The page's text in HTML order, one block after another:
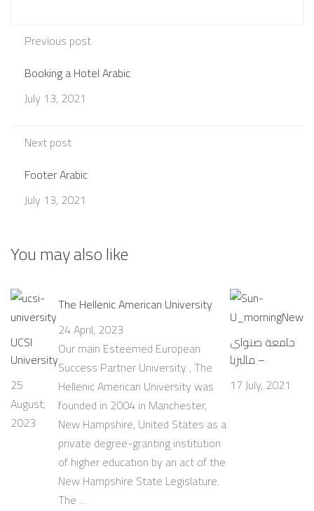
Previous post
Booking a Hotel Arabic
July 13, 2021
Next post
Footer Arabic
July 13, 2021
You may also like
UCSI
University
25
August,
2023
The Hellenic American University
24 April, 2023
Our main Esteemed European
Success Partner University , The
Hellenic American University was
founded in 2004 in Manchester,
New Hampshire, United States as a
private degree-granting institution
of higher education by an act of the
New Hampshire State Legislature.
The …
جامعة صنواي
– ماليزيا
17 July, 2021